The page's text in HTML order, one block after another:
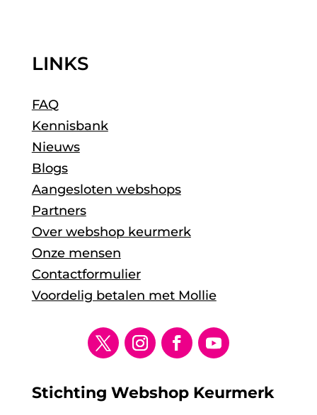
LINKS
FAQ
Kennisbank
Nieuws
Blogs
Aangesloten webshops
Partners
Over webshop keurmerk
Onze mensen
Contactformulier
Voordelig betalen met Mollie
Stichting Webshop Keurmerk